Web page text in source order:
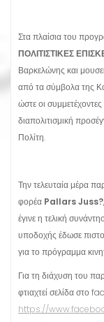
Στα πλαίσια του
ΠΟΛΙΤΙΣΤΙΚΕΣ
Βαρκελώνης και
από τα σύμβολα της
ώστε οι
διαπολιτισμική
Πολίτη.
Την τελευταία μέρα
φορέα Pallars
έγινε η τελική
υποδοχής έδωσε
για το πρόγραμμα
Για τη διάχυση του
φτιαχτεί σελίδα στο
https://